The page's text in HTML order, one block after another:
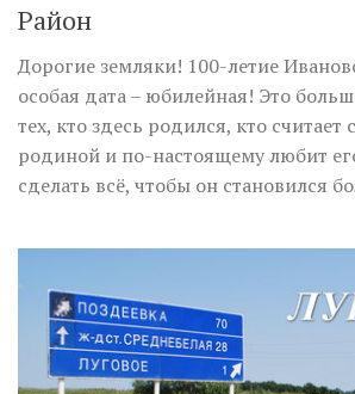
Район
Дорогие земляки! 100-летие
особая дата – юбилейная! Это
тех, кто здесь родился, кто
родиной и по-настоящему любит
сделать всё, чтобы он становился